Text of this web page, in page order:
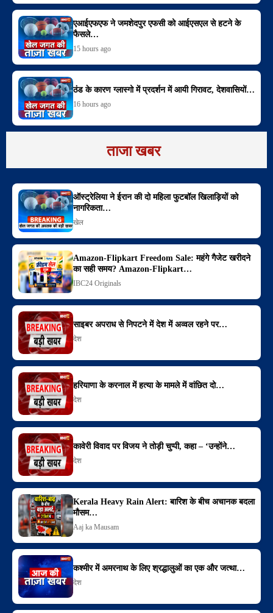
एआईएफएफ ने जमशेदपुर एफसी को आईएसएल से हटने के
फैसले…
15 hours ago
ठंड के कारण ग्लास्गो में प्रदर्शन में आयी गिरावट, देशवासियों…
16 hours ago
ताजा खबर
ऑस्ट्रेलिया ने ईरान की दो महिला फुटबॉल खिलाड़ियों को
नागरिकता…
खेल
Amazon-Flipkart Freedom Sale: महंगे गैजेट खरीदने
का सही समय? Amazon-Flipkart…
IBC24 Originals
साइबर अपराध से निपटने में देश में अव्वल रहने पर…
देश
हरियाणा के करनाल में हत्या के मामले में वांछित दो…
देश
कावेरी विवाद पर विजय ने तोड़ी चुप्पी, कहा – ‘उन्होंने…
देश
Kerala Heavy Rain Alert: बारिश के बीच अचानक बदला
मौसम…
Aaj ka Mausam
कश्मीर में अमरनाथ के लिए श्रद्धालुओं का एक और जत्था…
देश